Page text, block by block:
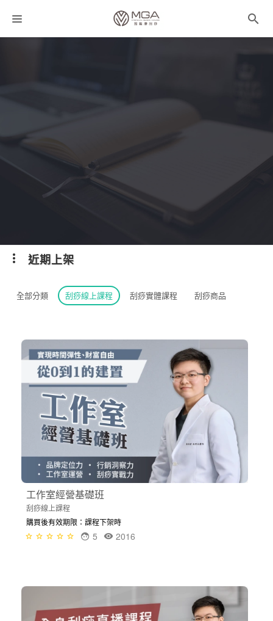
聯絡我們
近期上架
全部分類 刮痧線上課程 刮痧實體課程 刮痧商品
工作室經營基礎班
刮痧線上課程
購買後有效期限：課程下架時
2016
5